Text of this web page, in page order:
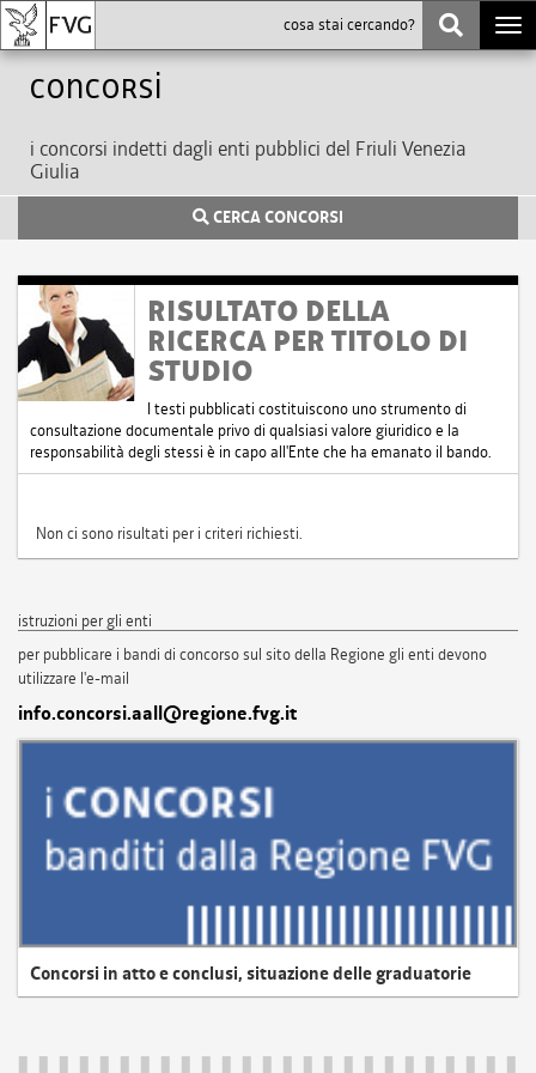
Concorsi
i concorsi indetti dagli enti pubblici del Friuli Venezia
Giulia
CERCA CONCORSI
RISULTATO DELLA
RICERCA PER TITOLO DI
STUDIO
I testi pubblicati costituiscono uno strumento di
consultazione documentale privo di qualsiasi valore giuridico e la
responsabilità degli stessi è in capo all'Ente che ha emanato il bando.
Non ci sono risultati per i criteri richiesti.
istruzioni per gli enti
per pubblicare i bandi di concorso sul sito della Regione gli enti devono
utilizzare l'e-mail
info.concorsi.aall@regione.fvg.it
Concorsi in atto e conclusi, situazione delle graduatorie